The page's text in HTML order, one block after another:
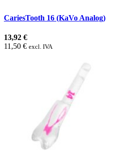
CariesTooth 16 (KaVo Analog)
13,92 €
11,50 € excl. IVA